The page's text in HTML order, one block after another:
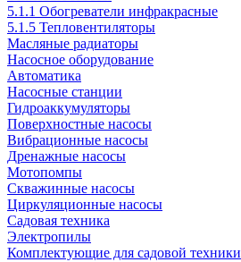
5.1.1 Обогреватели инфракрасные
5.1.5 Тепловентиляторы
Масляные радиаторы
Насосное оборудование
Автоматика
Насосные станции
Гидроаккумуляторы
Поверхностные насосы
Вибрационные насосы
Дренажные насосы
Мотопомпы
Скважинные насосы
Циркуляционные насосы
Садовая техника
Электропилы
Комплектующие для садовой техники